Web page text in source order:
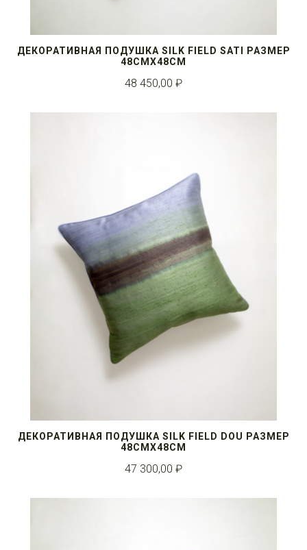
ДЕКОРАТИВНАЯ ПОДУШКА SILK FIELD SATI РАЗМЕР
48СМX48СМ
48 450,00 ₽
ДЕКОРАТИВНАЯ ПОДУШКА SILK FIELD DOU РАЗМЕР
48СМX48СМ
47 300,00 ₽